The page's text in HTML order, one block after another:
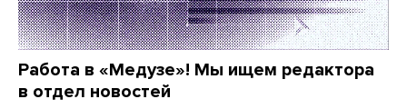
Работа в «Медузе»! Мы ищем редактора
в отдел новостей